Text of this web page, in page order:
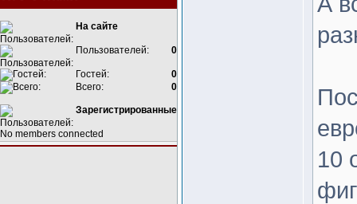
На сайте
Пользователей: 0
Гостей:
0
Всего:
0
Зарегистрированные
No members connected
10